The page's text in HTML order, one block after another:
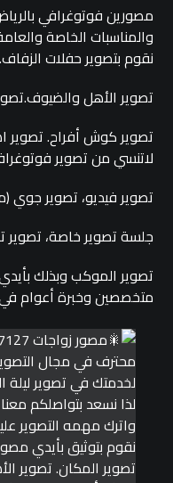
مصورين فوتوغرافي
والمناسبات الخاصة
نقوم بتصوير حفلات
تصوير الأهل
تصوير كوش أفراح. تصوير
لاتنسي من تصوير
تصوير فيديو، تصوير جوي
جلسة تصوير خاصة، تصوير
تصوير الموكب وبذلك
متخصصين وخبرة أعوام في